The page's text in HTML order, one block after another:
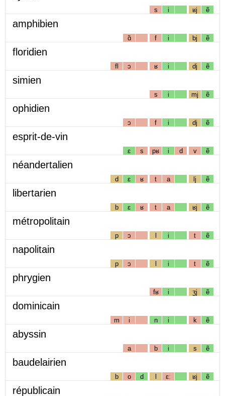
s i ʁj ẽ
amphibien
ɑ̃ f i bj ẽ
floridien
fl ɔ ʁ i dj ẽ
simien
s i mj ẽ
ophidien
ɔ f i dj ẽ
esprit-de-vin
ɛ s pʁ i d v ẽ
néandertalien
d ɛ ʁ t a lj ẽ
libertarien
b ɛ ʁ t a ʁj ẽ
métropolitain
p ɔ l i t ẽ
napolitain
p ɔ l i t ẽ
phrygien
fʁ i ʒj ẽ
dominicain
m i n i k ẽ
abyssin
a b i s ẽ
baudelairien
b o d l ɛː ʁj ẽ
républicain